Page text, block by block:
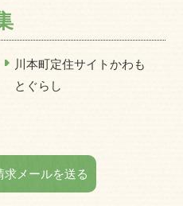
川本町定住サイトかわも
とぐらし
求メールを送る